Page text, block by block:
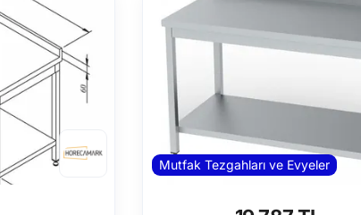
Mutfak Tezgahları ve Evyeler